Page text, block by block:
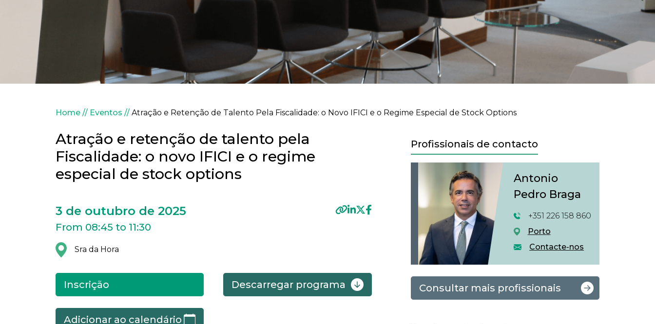
Navegação estrutural
Home Eventos Atração e Retenção de Talento Pela Fiscalidade: o Novo IFICI e o Regime Especial de Stock Options
Atração e retenção de talento pela
Fiscalidade: o novo IFICI e o regime
especial de stock options
3 de outubro de 2025
From 08:45 to 11:30
Sra da Hora
Inscrição Descarregar programa
Adicionar ao calendário
Profissionais de contacto
Antonio
Pedro Braga
+351 226 158 860
Porto
Contacte-nos
Consultar mais profissionais